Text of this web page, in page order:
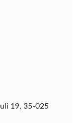
19, 35-025